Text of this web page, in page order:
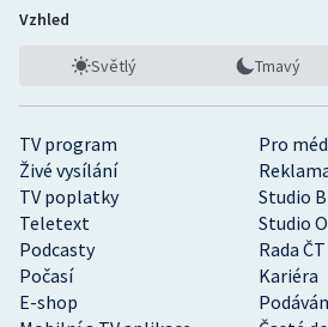
TV program
Pro
Živé vysílání
TV poplatky
Studio
Teletext
Studio
Podcasty
Rada ČT
Počasí
Kariéra
E-shop
Vzhled
Světlý Tmavý